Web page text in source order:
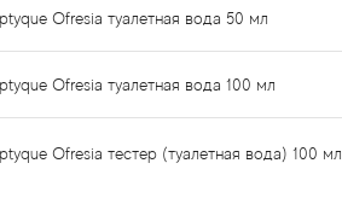
Ofresia туалетная вода 50 мл
Ofresia туалетная вода 100 мл
Ofresia тестер (туалетная вода) 100 мл